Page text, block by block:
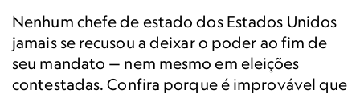
Nenhum chefe de estado dos Estados Unidos
jamais se recusou a deixar o poder ao fim de
seu mandato — nem mesmo em eleições
contestadas. Confira porque é improvável que